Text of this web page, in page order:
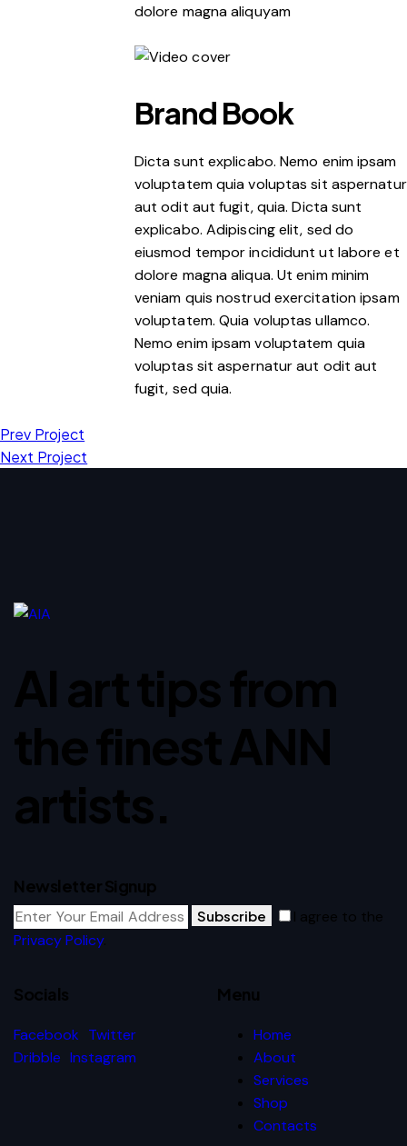
dolore magna aliquyam
Brand Book
Dicta sunt explicabo. Nemo enim ipsam
voluptatem quia voluptas sit aspernatur
aut odit aut fugit, quia. Dicta sunt
explicabo. Adipiscing elit, sed do
eiusmod tempor incididunt ut labore et
dolore magna aliqua. Ut enim minim
veniam quis nostrud exercitation ipsam
voluptatem. Quia voluptas ullamco.
Nemo enim ipsam voluptatem quia
voluptas sit aspernatur aut odit aut
fugit, sed quia.
Prev Project
Next Project
AI art tips from
the finest ANN
artists.
Newsletter Signup
Subscribe
I agree to the
Privacy Policy.
Socials
Facebook Twitter
Dribble Instagram
Menu
Home
About
Services
Shop
Contacts